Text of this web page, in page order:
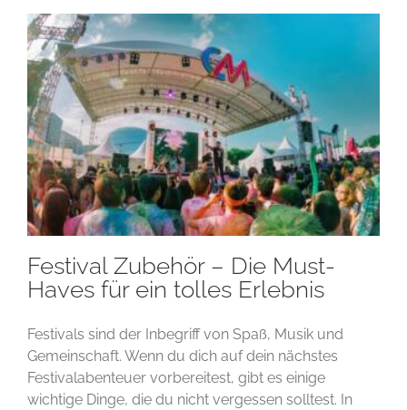
Festival Zubehör – Die Must-
Haves für ein tolles Erlebnis
Festivals sind der Inbegriff von Spaß, Musik und
Gemeinschaft. Wenn du dich auf dein nächstes
Festivalabenteuer vorbereitest, gibt es einige
wichtige Dinge, die du nicht vergessen solltest. In